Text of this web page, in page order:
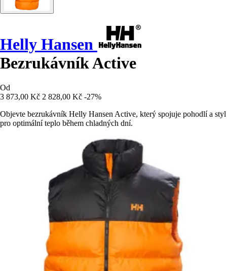
Helly Hansen
Bezrukávník Active
Od
3 873,00 Kč 2 828,00 Kč -27%
Objevte bezrukávník Helly Hansen Active, který spojuje pohodlí a styl
pro optimální teplo během chladných dní.